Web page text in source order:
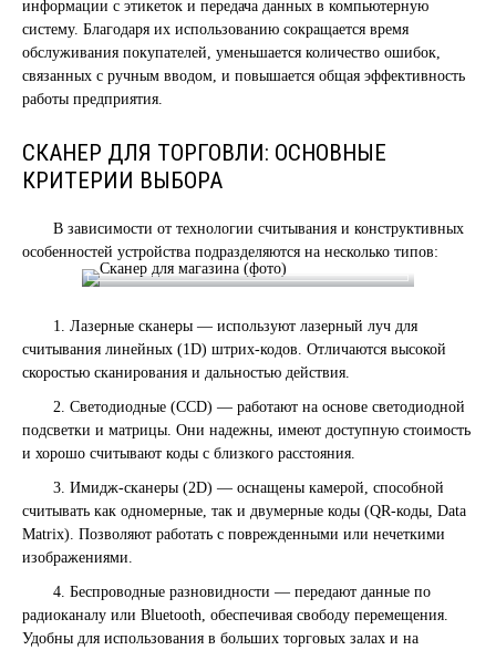
информации с этикеток и передача данных в компьютерную
систему. Благодаря их использованию сокращается время
обслуживания покупателей, уменьшается количество ошибок,
связанных с ручным вводом, и повышается общая эффективность
работы предприятия.
СКАНЕР ДЛЯ ТОРГОВЛИ: ОСНОВНЫЕ
КРИТЕРИИ ВЫБОРА
В зависимости от технологии считывания и конструктивных
особенностей устройства подразделяются на несколько типов:
1. Лазерные сканеры — используют лазерный луч для
считывания линейных (1D) штрих-кодов. Отличаются высокой
скоростью сканирования и дальностью действия.
2. Светодиодные (CCD) — работают на основе светодиодной
подсветки и матрицы. Они надежны, имеют доступную стоимость
и хорошо считывают коды с близкого расстояния.
3. Имидж-сканеры (2D) — оснащены камерой, способной
считывать как одномерные, так и двумерные коды (QR-коды, Data
Matrix). Позволяют работать с поврежденными или нечеткими
изображениями.
4. Беспроводные разновидности — передают данные по
радиоканалу или Bluetooth, обеспечивая свободу перемещения.
Удобны для использования в больших торговых залах и на